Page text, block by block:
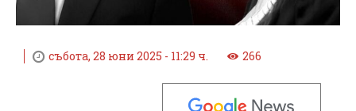
събота, 28 юни 2025 - 11:29 ч. 266